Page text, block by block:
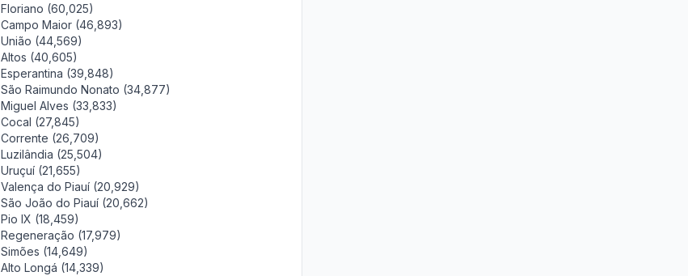
Floriano (60,025)
Campo Maior (46,893)
União (44,569)
Altos (40,605)
Esperantina (39,848)
São Raimundo Nonato (34,877)
Miguel Alves (33,833)
Cocal (27,845)
Corrente (26,709)
Luzilândia (25,504)
Uruçuí (21,655)
Valença do Piauí (20,929)
São João do Piauí (20,662)
Pio IX (18,459)
Regeneração (17,979)
Simões (14,649)
Alto Longá (14,339)